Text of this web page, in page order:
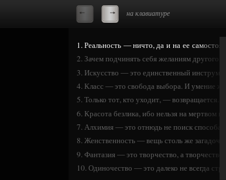
на клавиатуре
1. Реальность — ничто, да и на ее
2. Зачем подчинять себя желаниям другого,
3. Искусство — это единственный
4. Класс — это свобода выбора. И умение
5. Только тот, кто уходит, — возвращается.
6. Красота безлика, ибо нельзя на мертвом
7. Алхимия — это отнюдь не поиск способа
8. Женственность — вещь столь же
9. Фантазия — это творчество, а
10. Одиночество — это далеко не всегда